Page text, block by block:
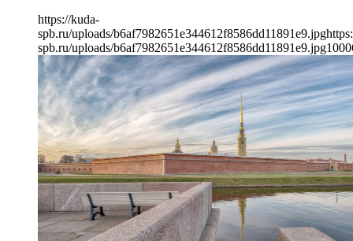
https://kuda-
spb.ru/uploads/b6af7982651e344612f8586dd11891e9.jpg
spb.ru/uploads/b6af7982651e344612f8586dd11891e9.jpg1000